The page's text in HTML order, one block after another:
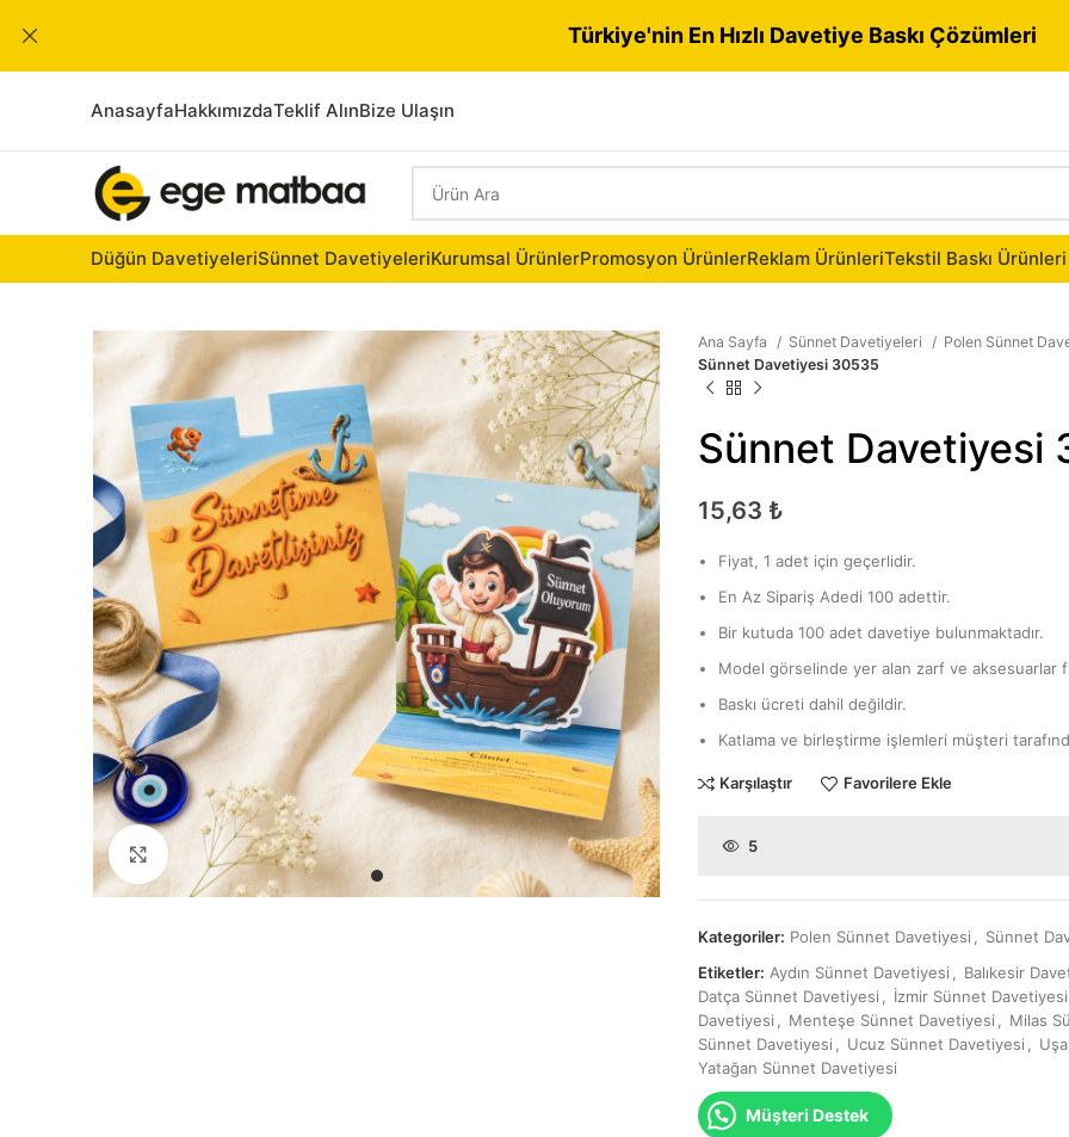
AnasayfaHakkımızdaTeklif AlınBize Ulaşın
Düğün DavetiyeleriSünnet DavetiyeleriKurumsal ÜrünlerPromosyon ÜrünlerReklam ÜrünleriTekstil Baskı Ürünleri
Büyütmek için tıklayın
Ana Sayfa Sünnet Davetiyeleri
Polen Sünnet
Sünnet Davetiyesi 30535
Sünnet Davetiyesi
15,63 ₺
Fiyat, 1 adet için geçerlidir.
En Az Sipariş Adedi 100 adettir.
Bir kutuda 100 adet davetiye bulunmaktadır.
Model görselinde yer alan zarf ve aksesuarlar
Baskı ücreti dahil değildir.
Katlama ve birleştirme işlemleri müşteri
Karşılaştır Favorilere Ekle
5
Kategoriler: Polen Sünnet Davetiyesi
Sünnet
Etiketler: Aydın Sünnet Davetiyesi Balıkesir
Datça Sünnet Davetiyesi
İzmir Sünnet Davetiyesi
Davetiyesi
Menteşe Sünnet Davetiyesi Milas
Sünnet Davetiyesi
Ucuz Sünnet Davetiyesi
Yatağan Sünnet Davetiyesi
Müşteri Destek
Türkiye'nin En Hızlı Davetiye Baskı Çözümleri